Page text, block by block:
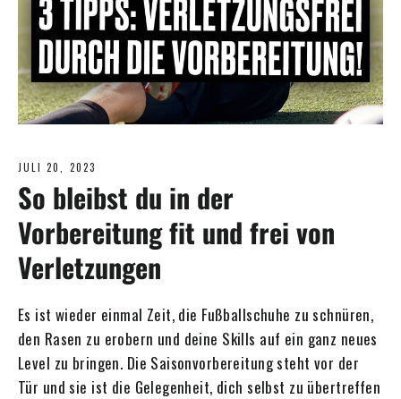
JULI 20, 2023
So bleibst du in der
Vorbereitung fit und frei von
Verletzungen
Es ist wieder einmal Zeit, die Fußballschuhe zu schnüren,
den Rasen zu erobern und deine Skills auf ein ganz neues
Level zu bringen. Die Saisonvorbereitung steht vor der
Tür und sie ist die Gelegenheit, dich selbst zu übertreffen